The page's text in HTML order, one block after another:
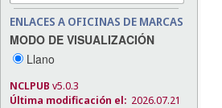
ENLACES A OFICINAS DE MARCAS
MODO DE VISUALIZACIÓN
Llano
NCLPUB v5.0.3
Última modificación el: 2026.07.21